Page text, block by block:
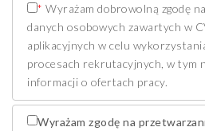
* Wyrażam dobrowolną zgodę
danych osobowych zawartych w
aplikacyjnych w celu
procesach rekrutacyjnych, w tym
informacji o ofertach pracy.
Wyrażam zgodę na